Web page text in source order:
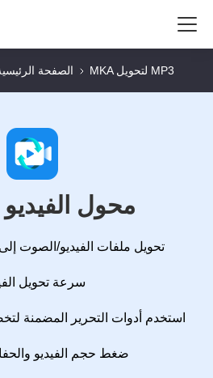
الصفحة MKA لتحويل MP3
محول الفيديو
تحويل ملفات الفيديو/الصوت إلى أكثر
سرعة تحويل
استخدم أدوات التحرير المضمنة
ضغط حجم الفيديو